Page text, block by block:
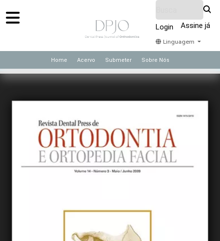
Login Assine já
Linguagem
Home Acervo Submeter Sobre Nós